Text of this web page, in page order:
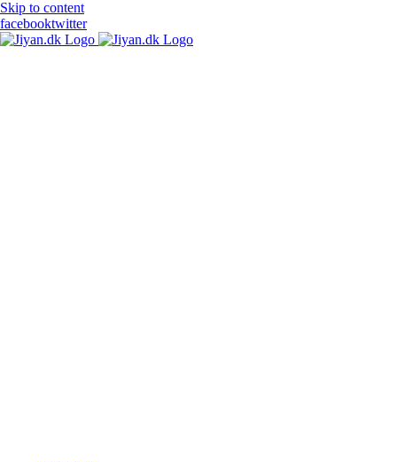
Skip to content
facebooktwitter